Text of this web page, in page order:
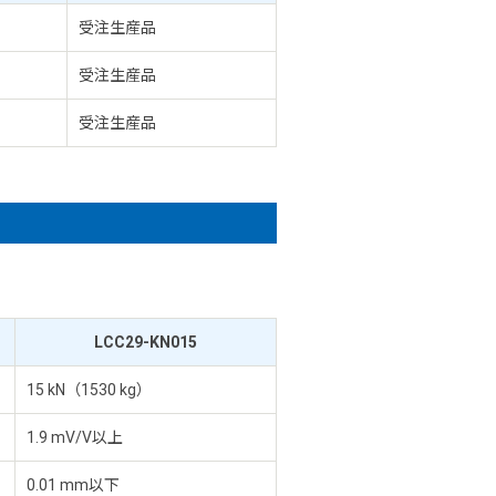
受注生産品
受注生産品
受注生産品
LCC29-KN015
15 kN（1530 kg）
1.9 mV/V以上
0.01 mm以下